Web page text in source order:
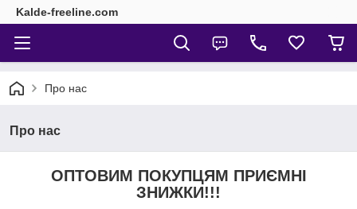
Kalde-freeline.com
Про нас
Про нас
ОПТОВИМ ПОКУПЦЯМ ПРИЄМНІ
ЗНИЖКИ!!!